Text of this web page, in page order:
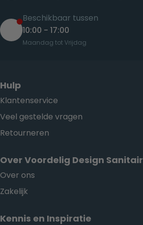
Beschikbaar tussen
10:00 - 17:00
Maandag tot Vrijdag
Hulp
Klantenservice
Veel gestelde vragen
Retourneren
Over Voordelig Design Sanitair
Over ons
Zakelijk
Kennis en Inspiratie